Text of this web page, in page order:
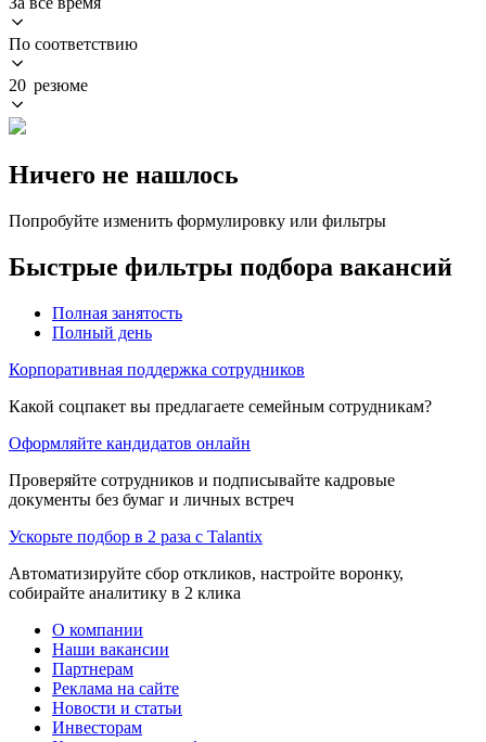
По соответствию
20 резюме
Ничего не нашлось
Попробуйте изменить формулировку или фильтры
Быстрые фильтры подбора вакансий
Полная занятость
Полный день
Корпоративная поддержка сотрудников
Какой соцпакет вы предлагаете семейным сотрудникам?
Оформляйте кандидатов онлайн
Проверяйте сотрудников и подписывайте кадровые
документы без бумаг и личных встреч
Ускорьте подбор в 2 раза с Talantix
Автоматизируйте сбор откликов, настройте воронку,
собирайте аналитику в 2 клика
О компании
Наши вакансии
Партнерам
Реклама на сайте
Новости и статьи
Инвесторам